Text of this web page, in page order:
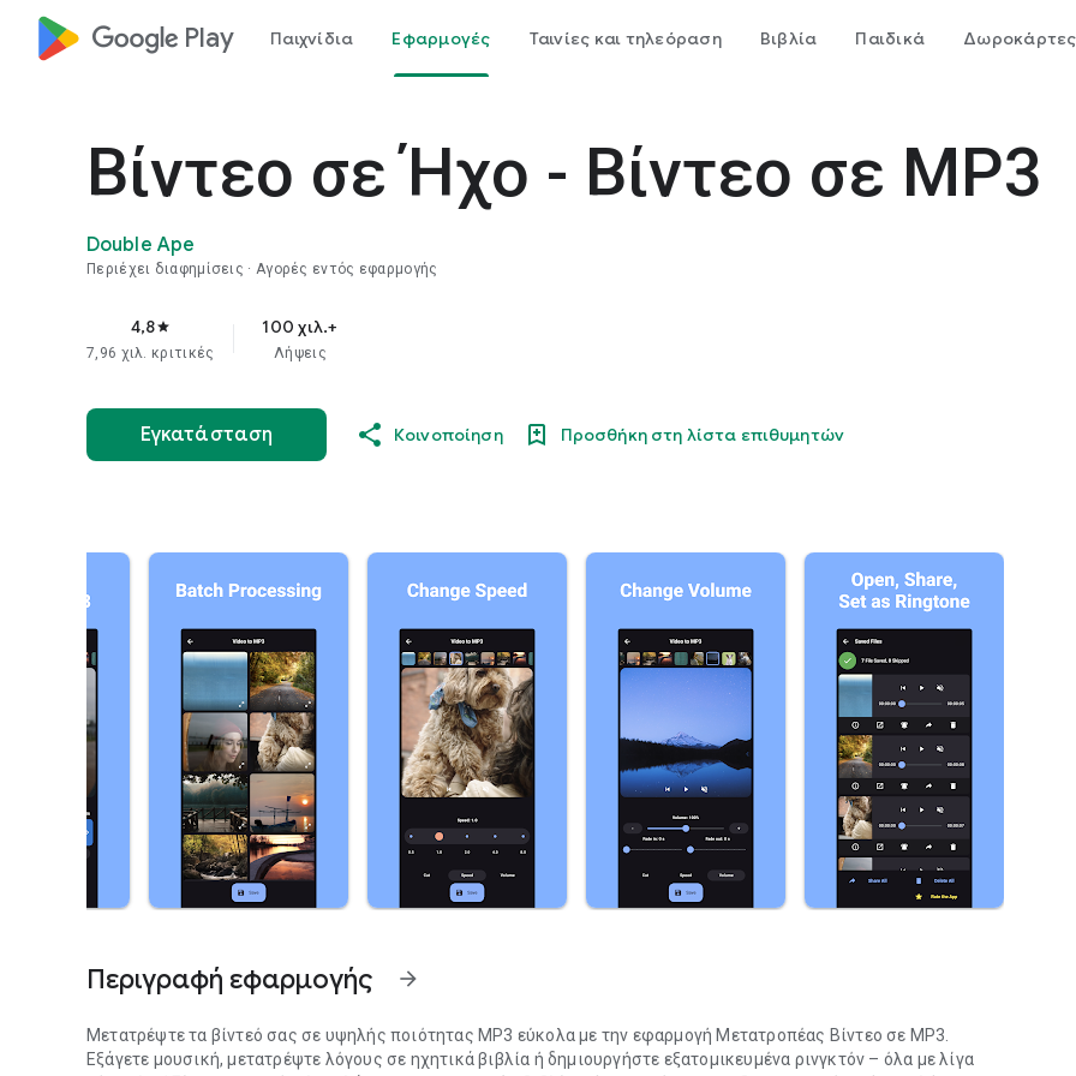
google_logo Play Παιχνίδια Εφαρμογές Ταινίες και τηλεόραση Βιβλία Παιδικά Δωροκάρτες
Βίντεο σε Ήχο - Βίντεο σε MP3
Double Ape
Περιέχει διαφημίσεις Αγορές εντός εφαρμογής
4,8star
7,96 χιλ. κριτικές
100 χιλ.+
Λήψεις
Εγκατάσταση Κοινοποίηση Προσθήκη στη λίστα επιθυμητών
Περιγραφή εφαρμογής arrow_forward
Μετατρέψτε τα βίντεό σας σε υψηλής ποιότητας MP3 εύκολα με την εφαρμογή Μετατροπέας Βίντεο σε MP3.
Εξάγετε μουσική, μετατρέψτε λόγους σε ηχητικά βιβλία ή δημιουργήστε εξατομικευμένα ρινγκτόν – όλα με λίγα